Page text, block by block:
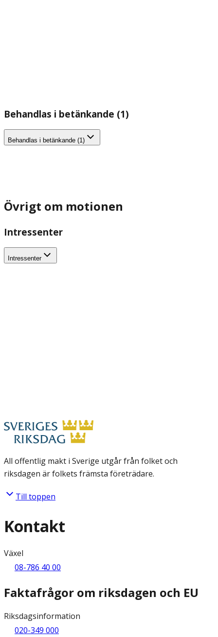
Behandlas i betänkande (1)
Behandlas i betänkande (1)
Övrigt om motionen
Intressenter
Intressenter
All offentlig makt i Sverige utgår från folket och
riksdagen är folkets främsta företrädare.
Till toppen
Kontakt
Växel
08-786 40 00
Faktafrågor om riksdagen och EU
Riksdagsinformation
020-349 000